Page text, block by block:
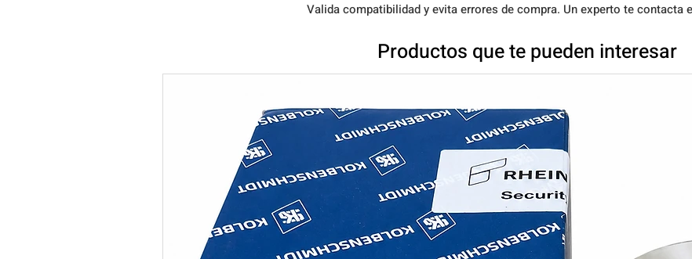
Valida compatibilidad y evita errores de compra. Un experto te contacta
Productos que te pueden interesar